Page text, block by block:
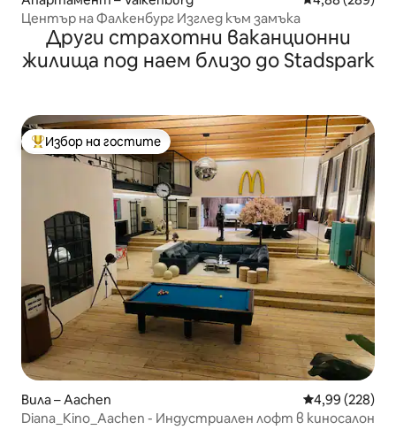
Център на Фалкенбург Изглед към замъка
Други страхотни ваканционни
жилища под наем близо до Stadspark
Най-популярен избор на гостите
Избор на гостите
Вила – Aachen Средна
4,99 (228)
Diana_Kino_Aachen - Индустриален лофт в киносалон